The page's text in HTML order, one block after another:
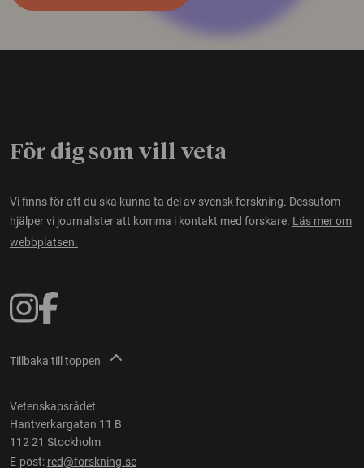
För dig som vill veta
Vi finns för att du ska kunna ta del av svensk forskning. Dessutom
hjälper vi journalister att komma i kontakt med forskare. Läs mer om
webbplatsen.
Tillbaka till toppen
Vetenskapsrådet
Hantverkargatan 11 B
112 21 Stockholm
E-post: red@forskning.se